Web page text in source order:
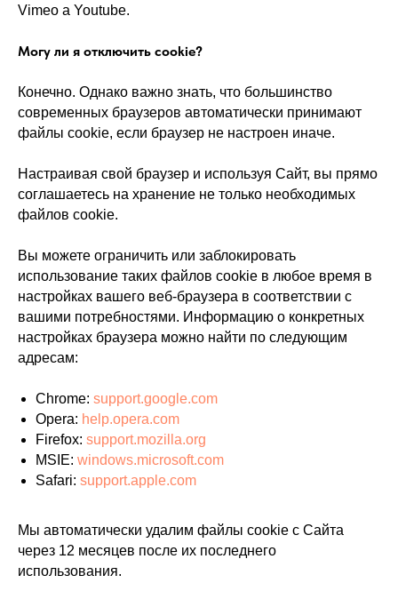
Vimeo a Youtube.
Могу ли я отключить cookie?
Конечно. Однако важно знать, что большинство
современных браузеров автоматически принимают
файлы cookie, если браузер не настроен иначе.
Настраивая свой браузер и используя Сайт, вы прямо
соглашаетесь на хранение не только необходимых
файлов cookie.
Вы можете ограничить или заблокировать
использование таких файлов cookie в любое время в
настройках вашего веб-браузера в соответствии с
вашими потребностями. Информацию о конкретных
настройках браузера можно найти по следующим
адресам:
Chrome: support.google.com
Opera: help.opera.com
Firefox: support.mozilla.org
MSIE: windows.microsoft.com
Safari: support.apple.com
Мы автоматически удалим файлы cookie с Сайта
через 12 месяцев после их последнего
использования.